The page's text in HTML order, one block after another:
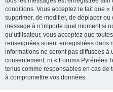
conditions. Vous acceptez le fait que «
supprimer, de modifier, de déplacer
message à n’importe quel moment si
qu’utilisateur, vous acceptez que
renseignées soient enregistrées dans
informations ne seront pas diffusées à
consentement, ni « Forums Pyrénées
tenus comme responsables en cas de
à compromettre vos données.